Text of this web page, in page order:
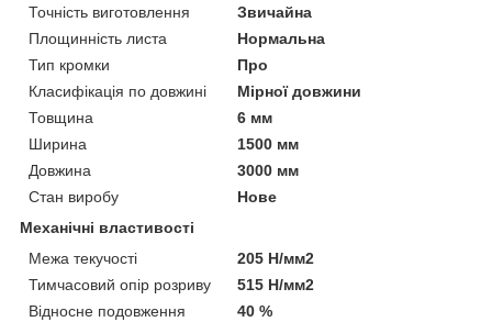
Точність виготовлення
Звичайна
Площинність листа
Нормальна
Тип кромки
Про
Класифікація по довжині
Мірної довжини
Товщина
6 мм
Ширина
1500 мм
Довжина
3000 мм
Стан виробу
Нове
Механічні властивості
Межа текучості
205 Н/мм2
Тимчасовий опір розриву
515 Н/мм2
Відносне подовження
40 %